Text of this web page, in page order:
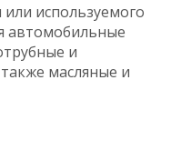
используемого
автомобильные
и
масляные и